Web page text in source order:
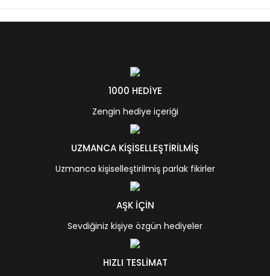
1000 HEDİYE
Zengin hediye içeriği
UZMANCA KİŞİSELLEŞTİRİLMİŞ
Uzmanca kişiselleştirilmiş parlak fikirler
AŞK İÇİN
Sevdiğiniz kişiye özgün hediyeler
HIZLI TESLİMAT